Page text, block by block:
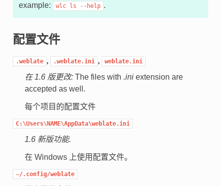
example:
wlc ls --help .
配置文件
.weblate , .weblate.ini , weblate.ini
在 1.6 版更改: The files with .iniextension are
accepted as well.
每个项目的配置文件
C:\Users\NAME\AppData\weblate.ini
1.6 新版功能.
在 Windows 上使用配置文件。
~/.config/weblate